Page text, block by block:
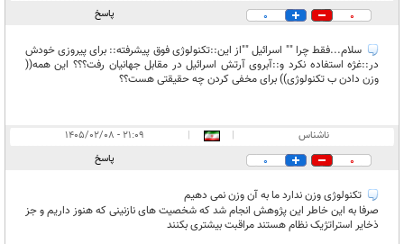
0
0 پاسخ
سلام...فقط چرا "" اسرائیل ""از این::تکنولوژی فوق پیشرفته:: برای پیروزی خودش
در::غژه استفاده نکرد و::آبروی آرتش اسرائیل در مقابل جهانیان رفت؟؟؟ این همه((
وزن دادن ب تکنولوژی)) برای مخفی کردن چه حقیقتی هست؟؟
ناشناس |
|
۲۱:۰۹ - ۱۴۰۵/۰۲/۰۸
0
0 پاسخ
تکنولوژی وزن ندارد ما به آن وزن نمی دهیم
صرفا به این خاطر این پژوهش انجام شد که شخصیت های نازنینی که هنوز داریم و جز
ذخایر استراتژیک نظام هستند مراقبت بیشتری بکنند